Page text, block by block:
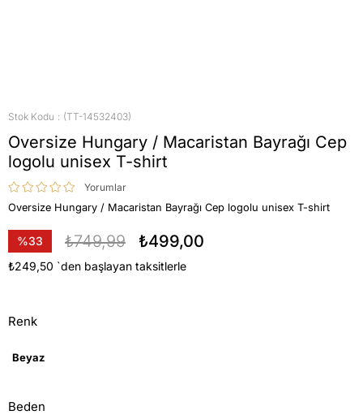
Stok Kodu (TT-14532403)
Oversize Hungary / Macaristan Bayrağı Cep
logolu unisex T-shirt
Yorumlar
Oversize Hungary / Macaristan Bayrağı Cep logolu unisex T-shirt
%33
İndirim
₺749,99 ₺499,00
₺249,50 `den başlayan taksitlerle
Renk
Beyaz
Beden